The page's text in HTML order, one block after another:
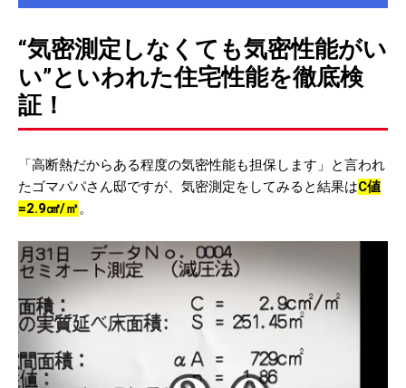
“気密測定しなくても気密性能がい
い”といわれた住宅性能を徹底検
証！
「高断熱だからある程度の気密性能も担保します」と言われ
たゴマパパさん邸ですが、気密測定をしてみると結果はC値
=2.9㎠/㎡。